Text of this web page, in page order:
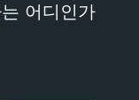
어디인가